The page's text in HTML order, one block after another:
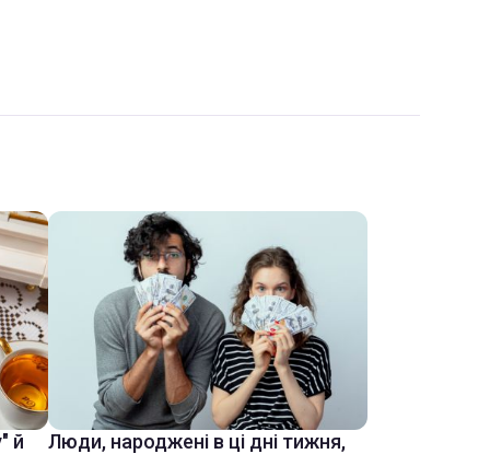
й
Люди, народжені в ці дні тижня,